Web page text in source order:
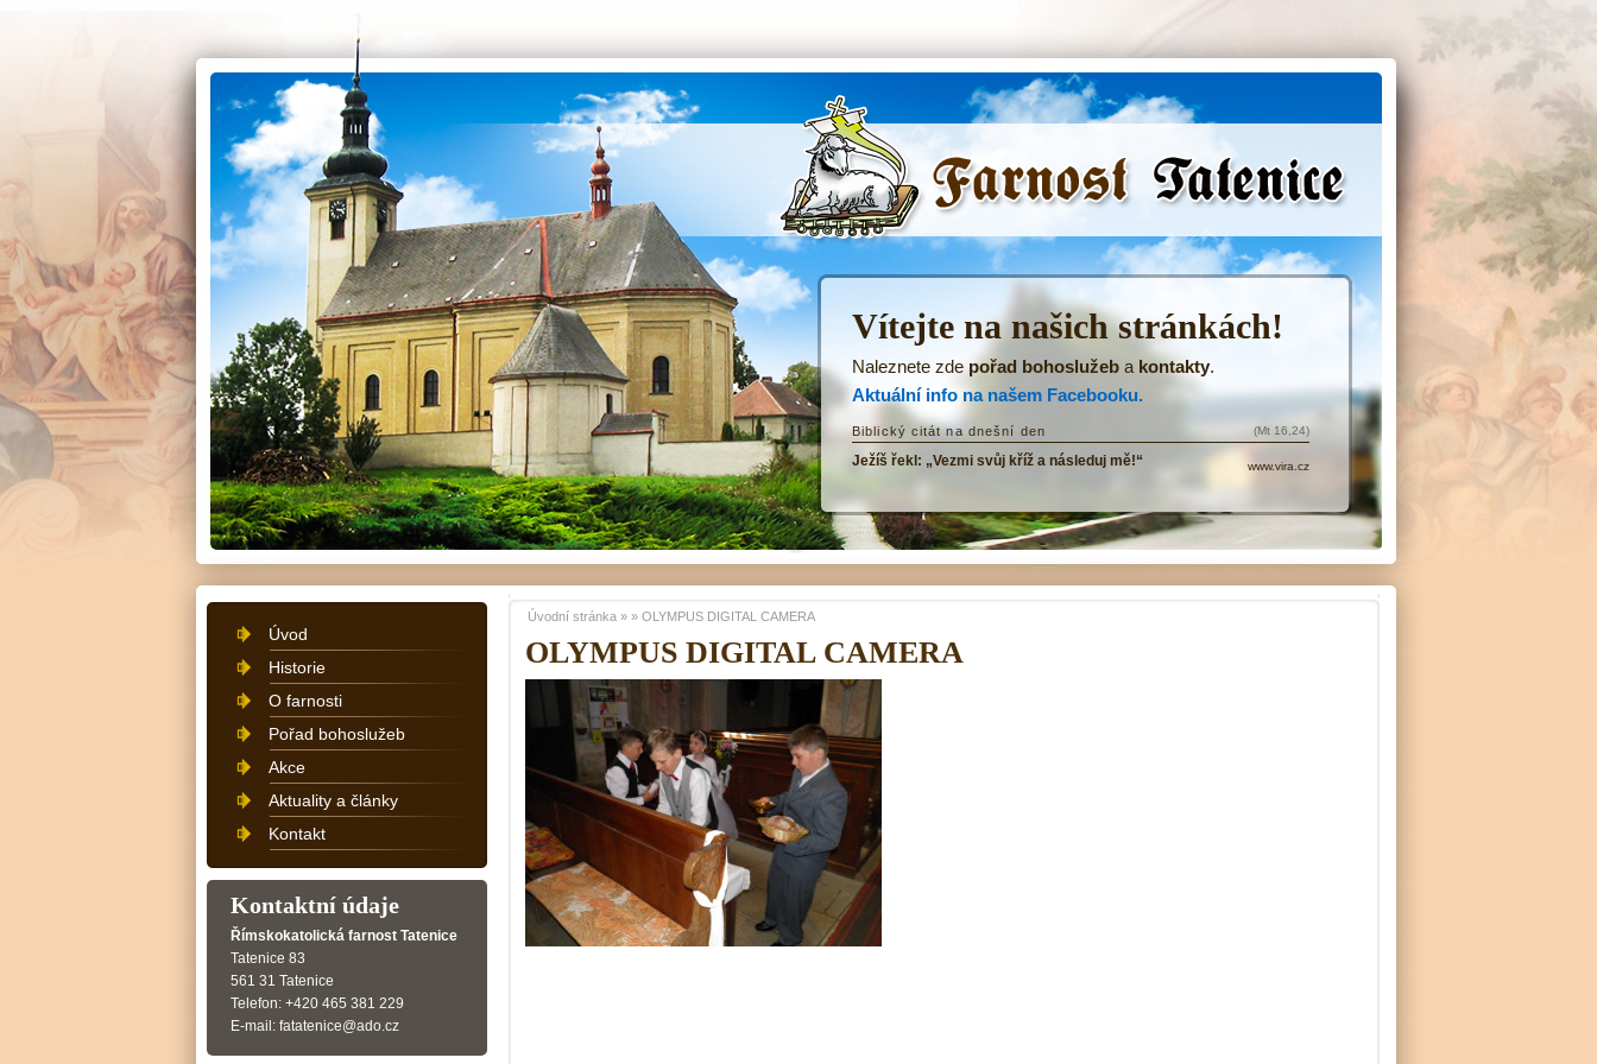
ŘKF Tatenice -
OLYMPUS DIGITAL CAMERA
Úvodní stránka » » OLYMPUS DIGITAL CAMERA
Úvod
Historie
O farnosti
Pořad bohoslužeb
Akce
Aktuality a články
Kontakt
Kontaktní údaje
Římskokatolická farnost Tatenice
Tatenice 83
561 31 Tatenice
Telefon: +420 465 381 229
E-mail: fatatenice@ado.cz
Vítejte na našich stránkách!
Naleznete zdepořad bohoslužeb a kontakty.
Aktuální info na našem Facebooku.
Biblický citát na dnešní den
Ježíš řekl: „Vezmi svůj kříž a následuj mě!“
(Mt 16,24)
www.vira.cz